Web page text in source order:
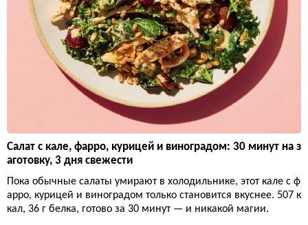
Салат с кале, фарро, курицей и виноградом: 30 минут на з
аготовку, 3 дня свежести
Пока обычные салаты умирают в холодильнике, этот кале с ф
арро, курицей и виноградом только становится вкуснее. 507 к
кал, 36 г белка, готово за 30 минут — и никакой магии.